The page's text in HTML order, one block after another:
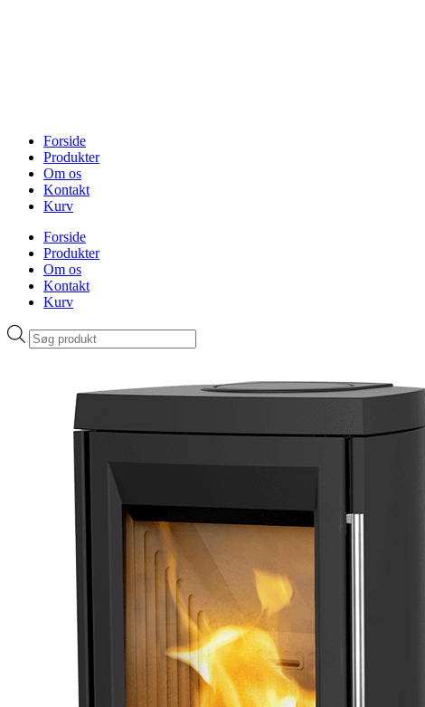
Forside
Produkter
Om os
Kontakt
Kurv
Forside
Produkter
Om os
Kontakt
Kurv
Products
search